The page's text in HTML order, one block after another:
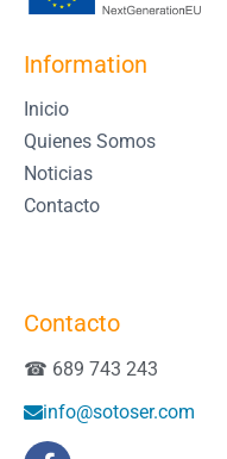
Information
Inicio
Quienes Somos
Noticias
Contacto
Contacto
☎ 689 743 243
info@sotoser.com